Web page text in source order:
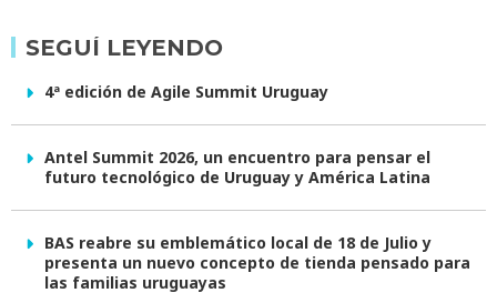
SEGUÍ LEYENDO
4ª edición de Agile Summit Uruguay
Antel Summit 2026, un encuentro para pensar el
futuro tecnológico de Uruguay y América Latina
BAS reabre su emblemático local de 18 de Julio y
presenta un nuevo concepto de tienda pensado para
las familias uruguayas